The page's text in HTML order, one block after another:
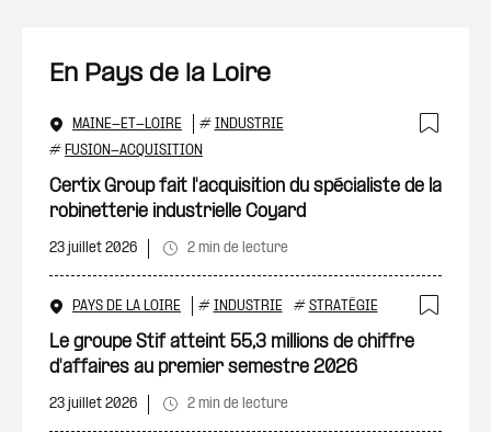
En Pays de la Loire
MAINE-ET-LOIRE # INDUSTRIE
# FUSION-ACQUISITION
Certix Group fait l'acquisition du spécialiste de la
robinetterie industrielle Coyard
23 juillet 2026 2 min de lecture
PAYS DE LA LOIRE # INDUSTRIE # STRATÉGIE
Le groupe Stif atteint 55,3 millions de chiffre
d'affaires au premier semestre 2026
23 juillet 2026 2 min de lecture